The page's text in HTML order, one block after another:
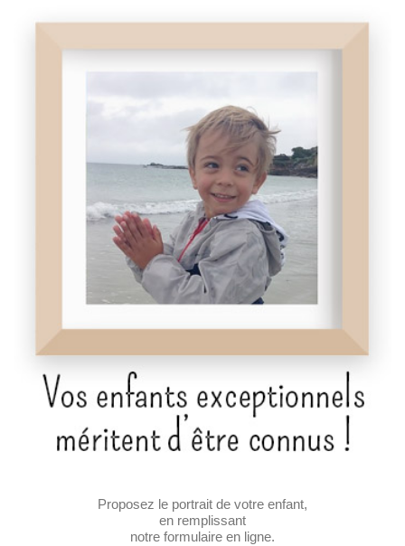
Proposez le portrait de votre enfant,
en remplissant
notre formulaire en ligne.